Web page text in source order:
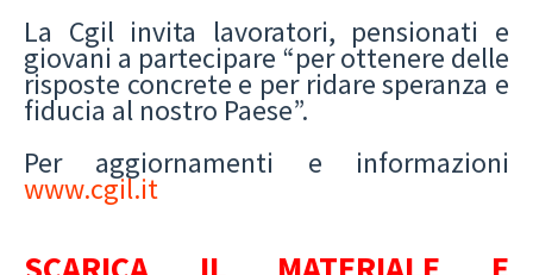
La Cgil invita lavoratori, pensionati e
giovani a partecipare “per ottenere delle
risposte concrete e per ridare speranza e
fiducia al nostro Paese”.
Per aggiornamenti e informazioni
www.cgil.it